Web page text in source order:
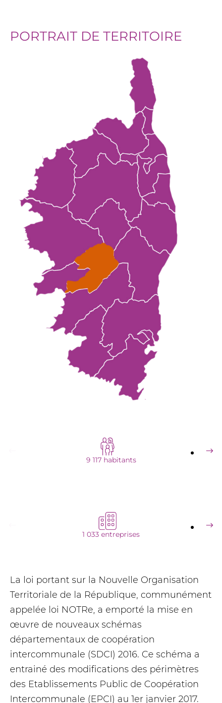
PORTRAIT DE TERRITOIRE
9 117 habitants
1 033 entreprises
La loi portant sur la Nouvelle Organisation
Territoriale de la République, communément
appelée loi NOTRe, a emporté la mise en
œuvre de nouveaux schémas
départementaux de coopération
intercommunale (SDCI) 2016. Ce schéma a
entrainé des modifications des périmètres
des Etablissements Public de Coopération
Intercommunale (EPCI) au 1er janvier 2017.